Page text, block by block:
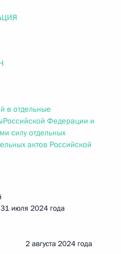
в отдельные
Федерации и
силу отдельных
актов Российской
2024 года
2024 года